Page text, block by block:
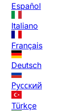
Español
Italiano
Français
Deutsch
Русский
Türkçe